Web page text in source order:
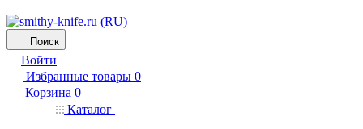
Поиск
Войти
Избранные товары 0
Корзина 0
Каталог